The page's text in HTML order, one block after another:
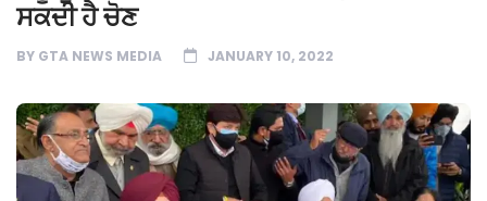
ਸਕਦੀ ਹੈ ਚੋਣ
BY GTA NEWS MEDIA JANUARY 10, 2022